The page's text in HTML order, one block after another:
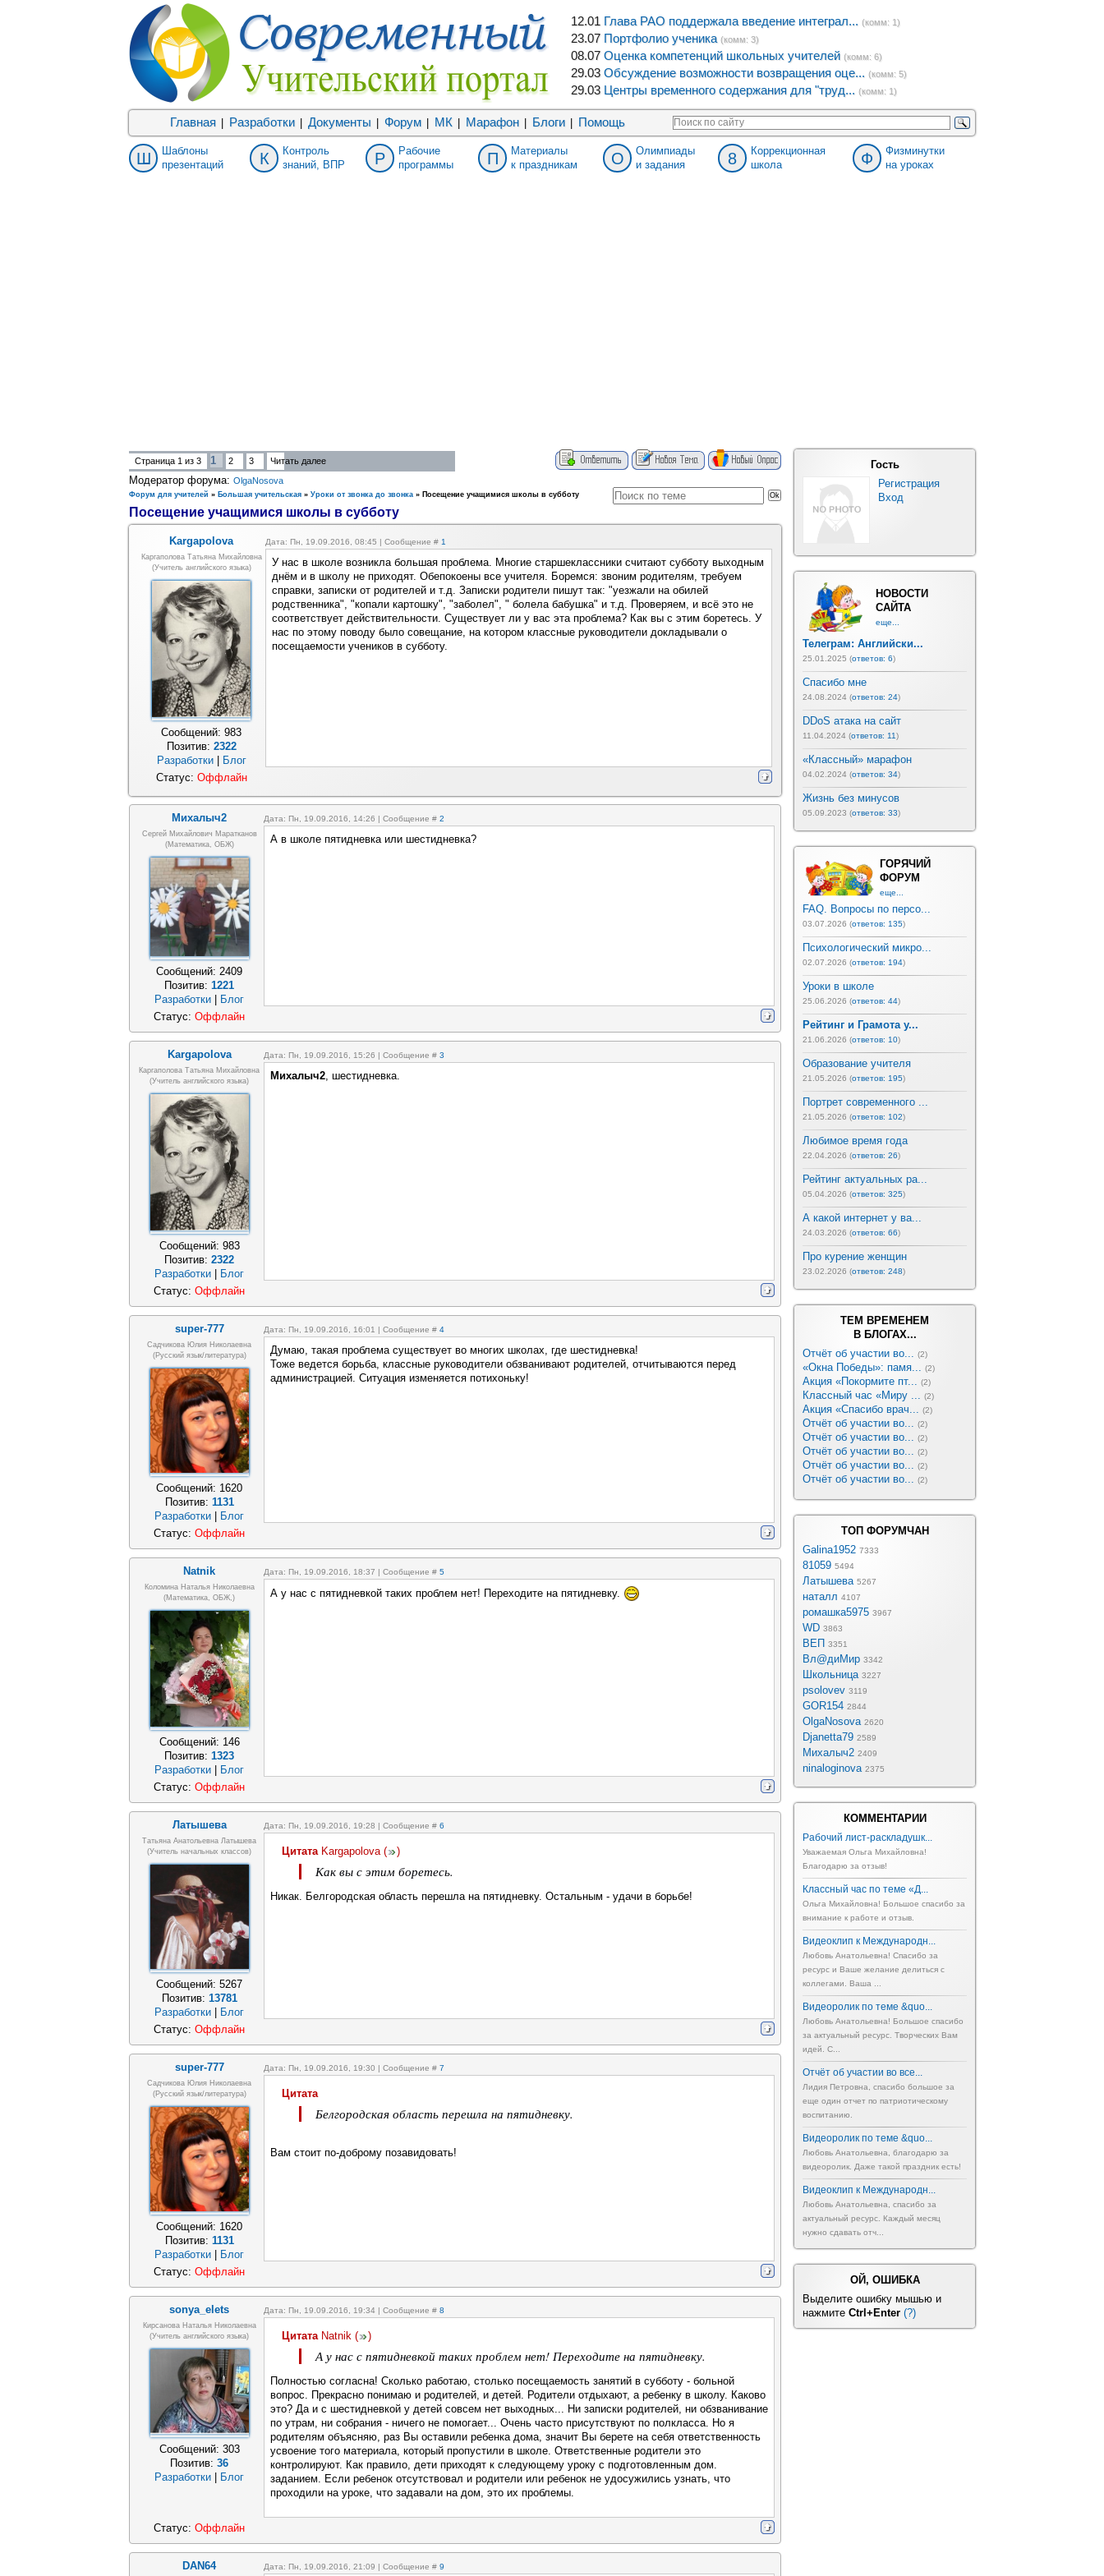
12.01 Глава РАО поддержала введение интеграл... (комм: 1)
23.07 Портфолио ученика (комм: 3)
08.07 Оценка компетенций школьных учителей (комм: 6)
29.03 Обсуждение возможности возвращения оце... (комм: 5)
29.03 Центры временного содержания для "труд... (комм: 1)
Главная Разработки Документы Форум МК Марафон Блоги Помощь
Ш
Шаблоны
презентаций
К
Контроль
знаний, ВПР
Р
Рабочие
программы
П
Материалы
к праздникам
О
Олимпиады
и задания
8
Коррекционная
школа
Ф
Физминутки
на уроках
Страница 1 из 3 1 2 3 Читать далее
Модератор форума: OlgaNosova
Форум для учителей » Большая учительская » Уроки от звонка до звонка » Посещение учащимися школы в субботу
Посещение учащимися школы в субботу
Kargapolova Дата: Пн, 19.09.2016, 08:45 | Сообщение # 1
Каргаполова Татьяна Михайловна
(учитель английского языка)
Сообщений: 983
Позитив: 2322
Разработки| Блог
У нас в школе возникла большая проблема. Многие старшеклассники считают субботу выходным
днём и в школу не приходят. Обепокоены все учителя. Боремся: звоним родителям, требуем
справки, записки от родителей и т.д. Записки родители пишут так: "уезжали на обилей
родственника", "копали картошку", "заболел", " болела бабушка" и т.д. Проверяем, и всё это не
соответствует действительности. Существует ли у вас эта проблема? Как вы с этим боретесь. У
нас по этому поводу было совещание, на котором классные руководители докладывали о
посещаемости учеников в субботу.
Статус: Оффлайн
Михалыч2 Дата: Пн, 19.09.2016, 14:26 | Сообщение # 2
Сергей Михайлович Маратканов
(математика, ОБЖ)
Сообщений: 2409
Позитив: 1221
Разработки
Блог
А в школе пятидневка или шестидневка?
Статус: Оффлайн
Kargapolova Дата: Пн, 19.09.2016, 15:26 | Сообщение # 3
Каргаполова Татьяна Михайловна
(учитель английского языка)
Сообщений: 983
Позитив: 2322
Разработки
Блог
Михалыч2, шестидневка.
Статус: Оффлайн
super-777 Дата: Пн, 19.09.2016, 16:01 | Сообщение # 4
Садчикова Юлия Николаевна
(русский язык/литература)
Сообщений: 1620
Позитив: 1131
Разработки
Блог
Думаю, такая проблема существует во многих школах, где шестидневка!
Тоже ведется борьба, классные руководители обзванивают родителей, отчитываются перед
администрацией. Ситуация изменяется потихоньку!
Статус: Оффлайн
Natnik Дата: Пн, 19.09.2016, 18:37 | Сообщение # 5
Коломина Наталья Николаевна
(математика, ОБЖ,)
Сообщений: 146
Позитив: 1323
Разработки
Блог
А у нас с пятидневкой таких проблем нет! Переходите на пятидневку.
Статус: Оффлайн
Латышева Дата: Пн, 19.09.2016, 19:28 | Сообщение # 6
Татьяна Анатольевна Латышева
(учитель начальных классов)
Сообщений: 5267
Позитив: 13781
Разработки
Блог
Цитата Kargapolova( )
Как вы с этим боретесь.
Никак. Белгородская область перешла на пятидневку. Остальным - удачи в борьбе!
Статус: Оффлайн
super-777 Дата: Пн, 19.09.2016, 19:30 | Сообщение # 7
Садчикова Юлия Николаевна
(русский язык/литература)
Сообщений: 1620
Позитив: 1131
Разработки
Блог
Цитата
Белгородская область перешла на пятидневку.
Вам стоит по-доброму позавидовать!
Статус: Оффлайн
sonya_elets Дата: Пн, 19.09.2016, 19:34 | Сообщение # 8
Кирсанова Наталья Николаевна
(учитель английского языка)
Сообщений: 303
Позитив: 36
Разработки
Блог
Цитата Natnik ( )
А у нас с пятидневкой таких проблем нет! Переходите на пятидневку.
Полностью согласна! Сколько работаю, столько посещаемость занятий в субботу - больной
вопрос. Прекрасно понимаю и родителей, и детей. Родители отдыхают, а ребенку в школу. Каково
это? Да и с шестидневкой у детей совсем нет выходных... Ни записки родителей, ни обзванивание
по утрам, ни собрания - ничего не помогает... Очень часто присутствуют по полкласса. Но я
родителям объясняю, раз Вы оставили ребенка дома, значит Вы берете на себя ответственность
усвоение того материала, который пропустили в школе. Ответственные родители это
контролируют. Как правило, дети приходят к следующему уроку с подготовленным дом.
заданием. Если ребенок отсутствовал и родители или ребенок не удосужились узнать, что
проходили на уроке, что задавали на дом, это их проблемы.
Статус: Оффлайн
DAN64 Дата: Пн, 19.09.2016, 21:09 | Сообщение # 9
Гость
Регистрация
Вход
НОВОСТИ
САЙТА
еще...
Телеграм: Английски...
25.01.2025 (ответов: 6)
Спасибо мне
24.08.2024 (ответов: 24)
DDoS атака на сайт
11.04.2024 (ответов: 11)
«Классный» марафон
04.02.2024 (ответов: 34)
Жизнь без минусов
05.09.2023 (ответов: 33)
ГОРЯЧИЙ
ФОРУМ
еще...
FAQ. Вопросы по персо...
03.07.2026 (ответов: 135)
Психологический микро...
02.07.2026 (ответов: 194)
Уроки в школе
25.06.2026 (ответов: 44)
Рейтинг и Грамота у...
21.06.2026 (ответов: 10)
Образование учителя
21.05.2026 (ответов: 195)
Портрет современного ...
21.05.2026 (ответов: 102)
Любимое время года
22.04.2026 (ответов: 26)
Рейтинг актуальных ра...
05.04.2026 (ответов: 325)
А какой интернет у ва...
24.03.2026 (ответов: 66)
Про курение женщин
23.02.2026 (ответов: 248)
ТЕМ ВРЕМЕНЕМ
В БЛОГАХ...
Отчёт об участии во... (2)
«Окна Победы»: памя... (2)
Акция «Покормите пт... (2)
Классный час «Миру ... (2)
Акция «Спасибо врач... (2)
Отчёт об участии во... (2)
Отчёт об участии во... (2)
Отчёт об участии во... (2)
Отчёт об участии во... (2)
Отчёт об участии во... (2)
ТОП ФОРУМЧАН
Galina1952 7333
81059 5494
Латышева 5267
наталл 4107
ромашка5975 3967
WD 3863
ВЕП 3351
Вл@диМир 3342
Школьница 3227
psolovev 3119
GOR154 2844
OlgaNosova 2620
Djanetta79 2589
Михалыч2 2409
ninaloginova 2375
КОММЕНТАРИИ
Рабочий лист-раскладушк...
Уважаемая Ольга Михайловна!
Благодарю за отзыв!
Классный час по теме «Д...
Ольга Михайловна! Большое спасибо за
внимание к работе и отзыв.
Видеоклип к Международн...
Любовь Анатольевна! Спасибо за
ресурс и Ваше желание делиться с
коллегами. Ваша ...
Видеоролик по теме &quo...
Любовь Анатольевна! Большое спасибо
за актуальный ресурс. Творческих Вам
идей. С...
Отчёт об участии во все...
Лидия Петровна, спасибо большое за
еще один отчет по патриотическому
воспитанию.
Видеоролик по теме &quo...
Любовь Анатольевна, благодарю за
видеоролик. Даже такой праздник есть!
Видеоклип к Международн...
Любовь Анатольевна, спасибо за
актуальный ресурс. Каждый месяц
нужно сдавать отч...
ОЙ, ОШИБКА
Выделите ошибку мышью и
нажмите Ctrl+Enter (?)